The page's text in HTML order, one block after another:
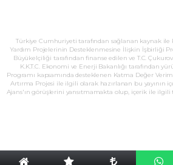
Türkiye Cumhuriyeti tarafından sağlanan kaynak ile
Yardım Projelerinin Desteklenmesine İlişkin İşbirliği
Büyükelçiliği tarafından finanse edilen ve T.C.
K.K.T.C. Ekonomi ve Enerji Bakanlığı tarafından
Programı kapsamında desteklenen Katma Değer
Artırma Projesi ile ilgili olarak hazırlanan bu yayının
Ajans'ın görüşlerini yansıtmamakta olup, içerik ile